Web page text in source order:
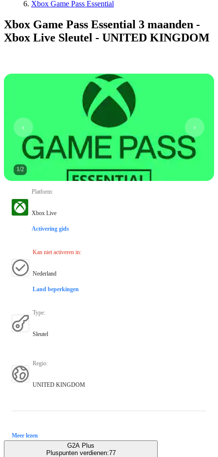
Xbox Game Pass Essential
Xbox Game Pass Essential 3 maanden -
Xbox Live Sleutel - UNITED KINGDOM
1/2
Platform:
Xbox Live
Activering gids
Kan niet activeren in:
Nederland
Land beperkingen
Type:
Sleutel
Regio:
UNITED KINGDOM
Meer lezen
G2A Plus
Pluspunten verdienen:77